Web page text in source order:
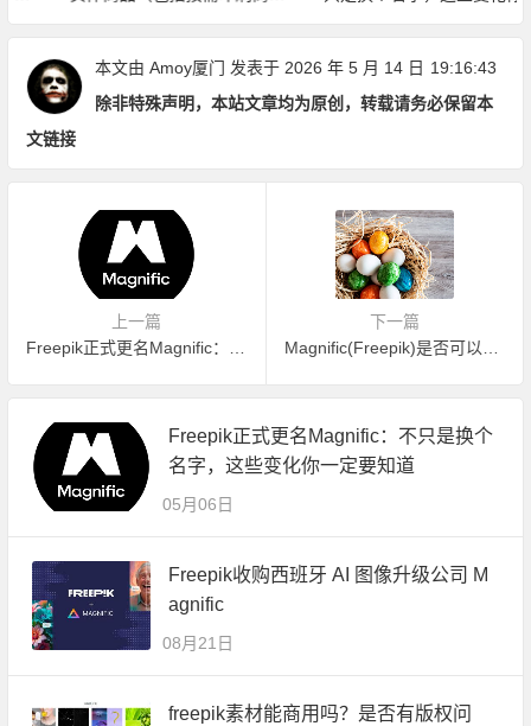
品）上商业使用
定要知道
本文由 Amoy厦门 发表于 2026 年 5 月 14 日 19:16:43
除非特殊声明，本站文章均为原创，转载请务必保留本
文链接
上一篇
下一篇
Freepik正式更名Magnific：不只是换个
名字，这些变化你一定要知道
05月06日
Freepik收购西班牙 AI 图像升级公司 M
agnific
08月21日
freepik素材能商用吗？是否有版权问